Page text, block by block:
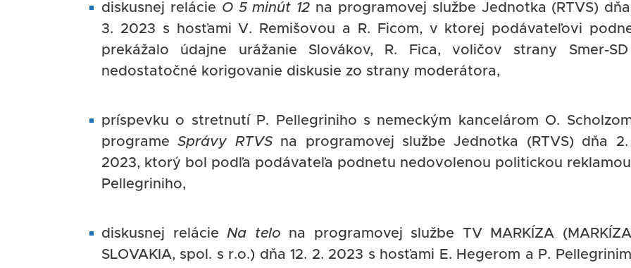
diskusnej relácie O 5 minút 12 na programovej službe Jednotka (RTVS)
3. 2023 s hosťami V. Remišovou a R. Ficom, v ktorej podávateľovi
prekážalo údajne urážanie Slovákov, R. Fica, voličov strany Smer-
nedostatočné korigovanie diskusie zo strany moderátora,
príspevku o stretnutí P. Pellegriniho s nemeckým kancelárom O.
programeSprávy RTVSna programovej službe Jednotka (RTVS) dňa
2023, ktorý bol podľa podávateľa podnetu nedovolenou politickou reklamou
Pellegriniho,
diskusnej relácie Na telo na programovej službe TV MARKÍZA
SLOVAKIA, spol. s r.o.) dňa 12. 2. 2023 s hosťami E. Hegerom a P.